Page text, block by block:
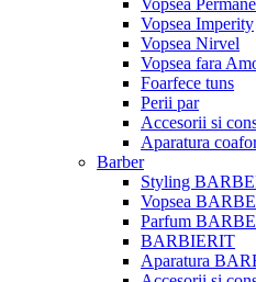
Vopsea Imperity
Vopsea Nirvel
Vopsea fara
Foarfece tuns
Perii par
Accesorii si
Aparatura
Barber
Styling
Vopsea
Parfum
BARBIERIT
Aparatura